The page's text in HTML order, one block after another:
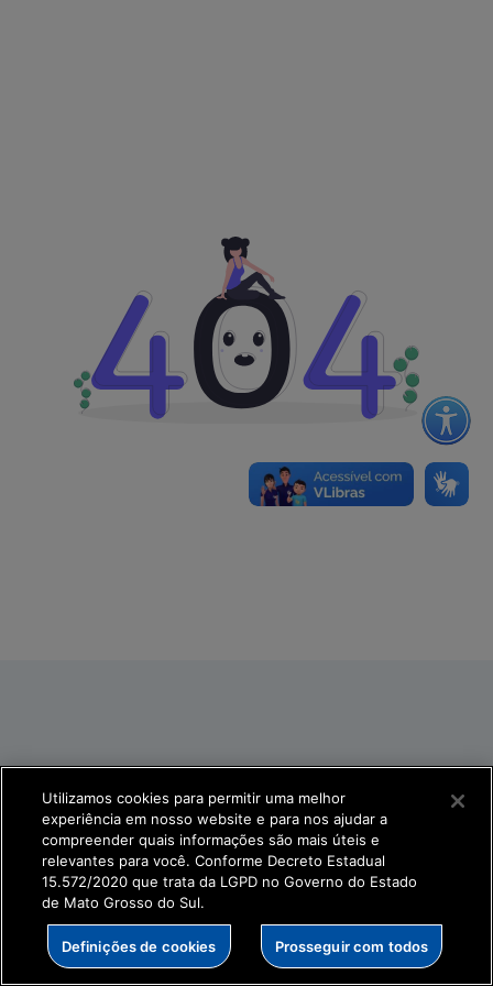
Utilizamos cookies para permitir uma melhor
experiência em nosso website e para nos ajudar a
compreender quais informações são mais úteis e
relevantes para você. Conforme Decreto Estadual
15.572/2020 que trata da LGPD no Governo do Estado
de Mato Grosso do Sul.
Definições de cookies Prosseguir com todos